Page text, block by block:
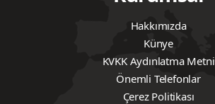
Hakkımızda
Künye
KVKK Aydınlatma Metni
Önemli Telefonlar
Çerez Politikası